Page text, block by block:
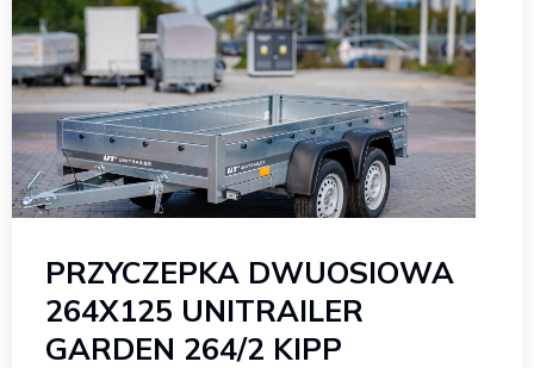
PRZYCZEPKA DWUOSIOWA
264X125 UNITRAILER
GARDEN 264/2 KIPP